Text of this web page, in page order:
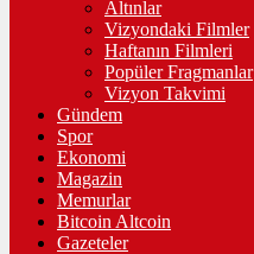
Altınlar
Vizyondaki Filmler
Haftanın Filmleri
Popüler Fragmanlar
Vizyon Takvimi
Gündem
Spor
Ekonomi
Magazin
Memurlar
Bitcoin Altcoin
Gazeteler